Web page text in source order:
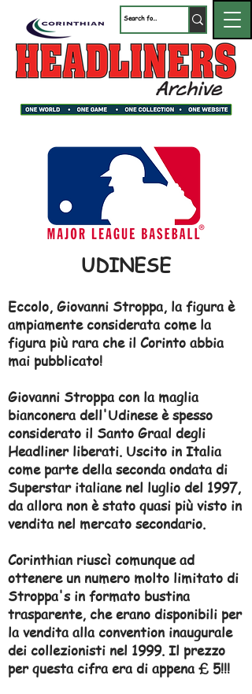
UDINESE
Eccolo, Giovanni Stroppa, la figura è
ampiamente considerata come la
figura più rara che il Corinto abbia
mai pubblicato!
Giovanni Stroppa con la maglia
bianconera dell'Udinese è spesso
considerato il Santo Graal degli
Headliner liberati. Uscito in Italia
come parte della seconda ondata di
Superstar italiane nel luglio del 1997,
da allora non è stato quasi più visto in
vendita nel mercato secondario.
Corinthian riuscì comunque ad
ottenere un numero molto limitato di
Stroppa's in formato bustina
trasparente, che erano disponibili per
la vendita alla convention inaugurale
dei collezionisti nel 1999. Il prezzo
per questa cifra era di appena £ 5!!!